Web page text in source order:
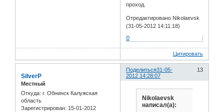
проход.
Отредактировано Nikolaevsk
(31-05-2012 14:11:18)
0
Цитировать
Поделиться 13
31-05-
2012 14:28:07
SilverP
Местный
Откуда: г. Обнинск Калужская
область
Зарегистрирован: 15-01-2012
Nikolaevsk
написал(а):